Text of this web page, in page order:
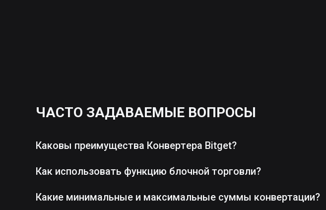
ЧАСТО ЗАДАВАЕМЫЕ ВОПРОСЫ
Каковы преимущества Конвертера Bitget?
Как использовать функцию блочной торговли?
Какие минимальные и максимальные суммы конвертации?